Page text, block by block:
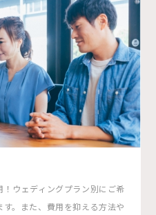
ウェディングプラン別にご希
。また、費用を抑える方法や